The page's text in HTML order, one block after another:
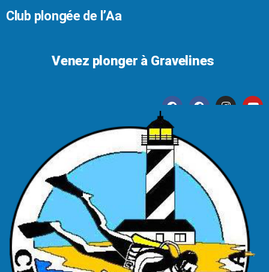
Club plongée de l’Aa
Venez plonger à Gravelines